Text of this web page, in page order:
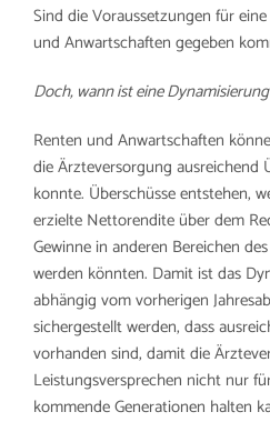
Sind die Voraussetzungen für
und Anwartschaften gegeben
Doch, wann ist eine
Renten und Anwartschaften
die Ärzteversorgung ausreichend
konnte. Überschüsse entstehen,
erzielte Nettorendite über dem
Gewinne in anderen Bereichen
werden könnten. Damit ist das
abhängig vom vorherigen
sichergestellt werden, dass
vorhanden sind, damit die
Leistungsversprechen nicht nur
kommende Generationen halten